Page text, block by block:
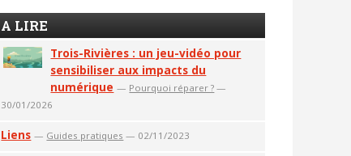
A LIRE
Trois-Rivières : un jeu-vidéo pour
sensibiliser aux impacts du
numérique — Pourquoi réparer ? —
30/01/2026
Liens — Guides pratiques — 02/11/2023